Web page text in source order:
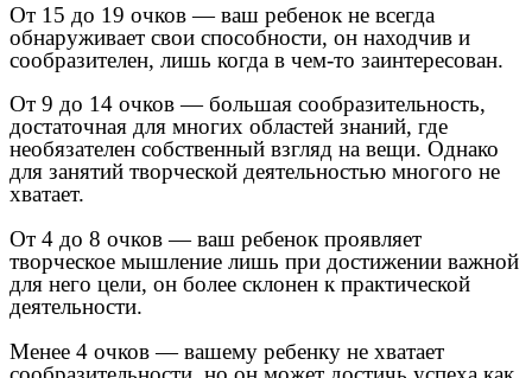
От 15 до 19 очков — ваш ребенок не всегда
обнаруживает свои способности, он находчив и
сообразителен, лишь когда в чем-то заинтересован.
От 9 до 14 очков — большая сообразительность,
достаточная для многих областей знаний, где
необязателен собственный взгляд на вещи. Однако
для занятий творческой деятельностью многого не
хватает.
От 4 до 8 очков — ваш ребенок проявляет
творческое мышление лишь при достижении важной
для него цели, он более склонен к практической
деятельности.
Менее 4 очков — вашему ребенку не хватает